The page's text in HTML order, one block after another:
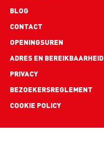
BLOG
Footer
links
CONTACT
OPENINGSUREN
ADRES EN BEREIKBAARHEID
PRIVACY
BEZOEKERSREGLEMENT
COOKIE POLICY